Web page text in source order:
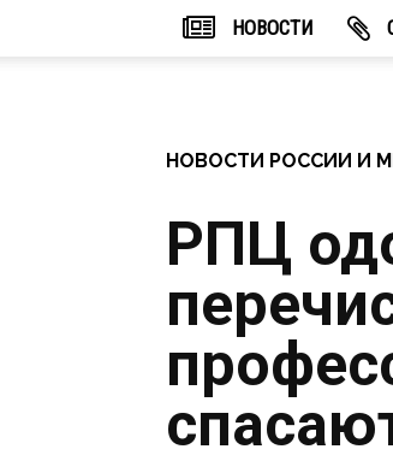
НОВОСТИ
НОВОСТИ РОССИИ И
РПЦ